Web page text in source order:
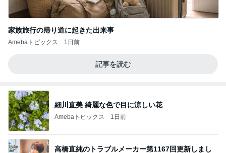
家族旅行の帰り道に起きた出来事
Amebaトピックス 1日前
記事を読む
細川直美 綺麗な色で目に涼しい花
Amebaトピックス 1日前
高橋直純のトラブルメーカー第1167回更新しまし